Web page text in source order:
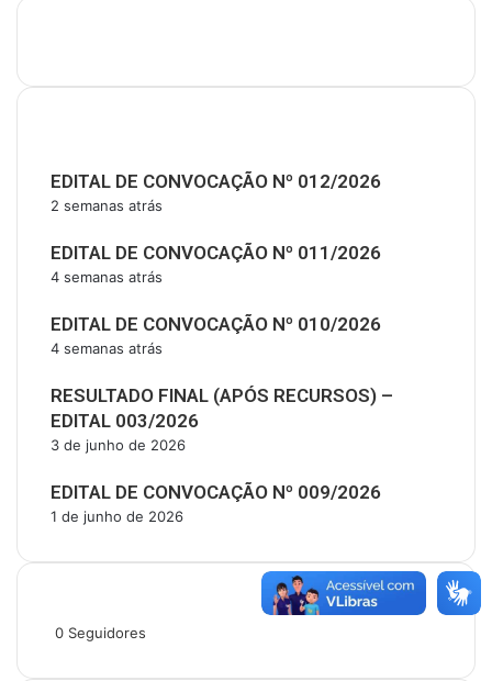
EDITAL DE CONVOCAÇÃO Nº 012/2026
2 semanas atrás
EDITAL DE CONVOCAÇÃO Nº 011/2026
4 semanas atrás
EDITAL DE CONVOCAÇÃO Nº 010/2026
4 semanas atrás
RESULTADO FINAL (APÓS RECURSOS) –
EDITAL 003/2026
3 de junho de 2026
EDITAL DE CONVOCAÇÃO Nº 009/2026
1 de junho de 2026
0 Seguidores